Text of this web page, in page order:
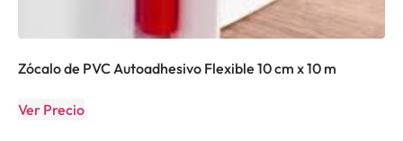
Zócalo de PVC Autoadhesivo Flexible 10 cm x 10 m
Ver Precio